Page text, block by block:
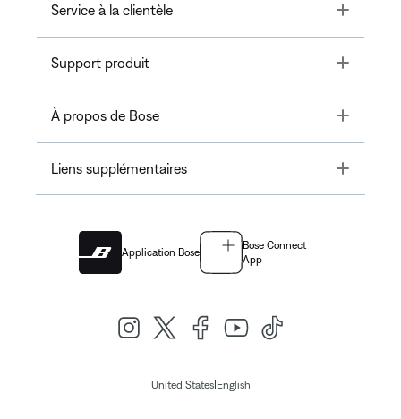
Service à la clientèle Toggle
Support produit Toggle
À propos de Bose Toggle
Liens supplémentaires Toggle
Application Bose
Bose Connect
App
United States| English